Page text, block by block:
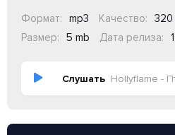
Формат: mp3 Качество: 320
Размер:
5 mb Дата релиза:
Слушать Hollyflame -